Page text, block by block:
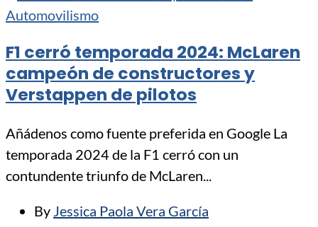
Automovilismo
⁠F1 cerró temporada 2024: McLaren
campeón de constructores y
Verstappen de pilotos
Añádenos como fuente preferida en Google La
temporada 2024 de la F1 cerró con un
contundente triunfo de McLaren...
By Jessica Paola Vera García